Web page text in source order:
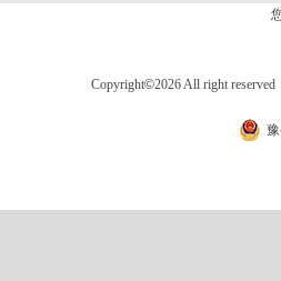
Copyright©2026 All right